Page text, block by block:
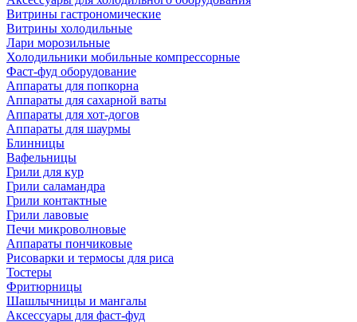
Витрины гастрономические
Витрины холодильные
Лари морозильные
Холодильники мобильные компрессорные
Фаст-фуд оборудование
Аппараты для попкорна
Аппараты для сахарной ваты
Аппараты для хот-догов
Аппараты для шаурмы
Блинницы
Вафельницы
Грили для кур
Грили саламандра
Грили контактные
Грили лавовые
Печи микроволновые
Аппараты пончиковые
Рисоварки и термосы для риса
Тостеры
Фритюрницы
Шашлычницы и мангалы
Аксессуары для фаст-фуд